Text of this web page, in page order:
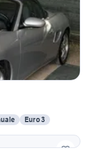
Euro 3